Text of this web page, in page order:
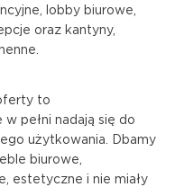
lobby biurowe,
oraz kantyny,
to
pełni nadają się do
użytkowania. Dbamy
biurowe,
estetyczne i nie miały